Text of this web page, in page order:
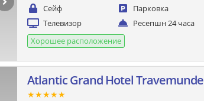
Сейф
Парковка
Телевизор
Ресепшн 24 часа
Хорошее расположение
Atlantic Grand Hotel Travemunde
★★★★★